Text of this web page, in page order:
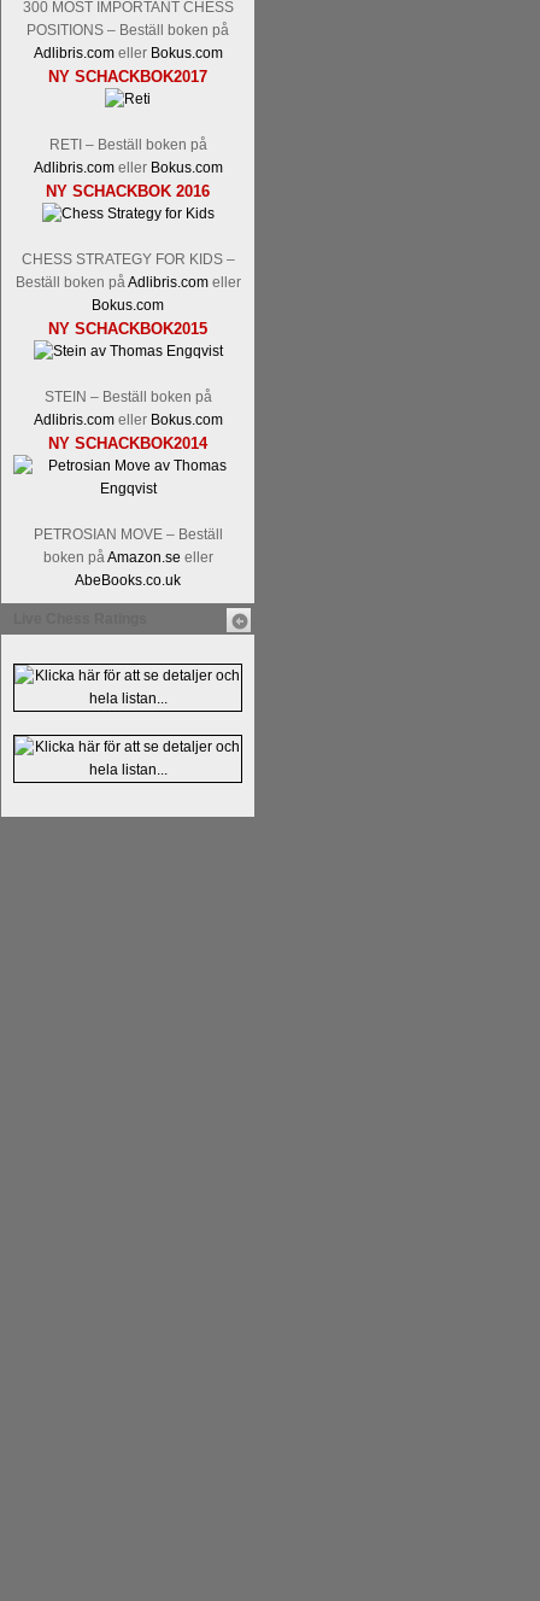
300 MOST IMPORTANT CHESS
POSITIONS – Beställ boken på
Adlibris.comeller Bokus.com
NY SCHACKBOK2017
RETI – Beställ boken på
Adlibris.comeller Bokus.com
NY SCHACKBOK 2016
CHESS STRATEGY FOR KIDS –
Beställ boken påAdlibris.comeller
Bokus.com
NY SCHACKBOK2015
STEIN – Beställ boken på
Adlibris.comeller Bokus.com
NY SCHACKBOK2014
PETROSIAN MOVE – Beställ
boken påAmazon.se eller
AbeBooks.co.uk